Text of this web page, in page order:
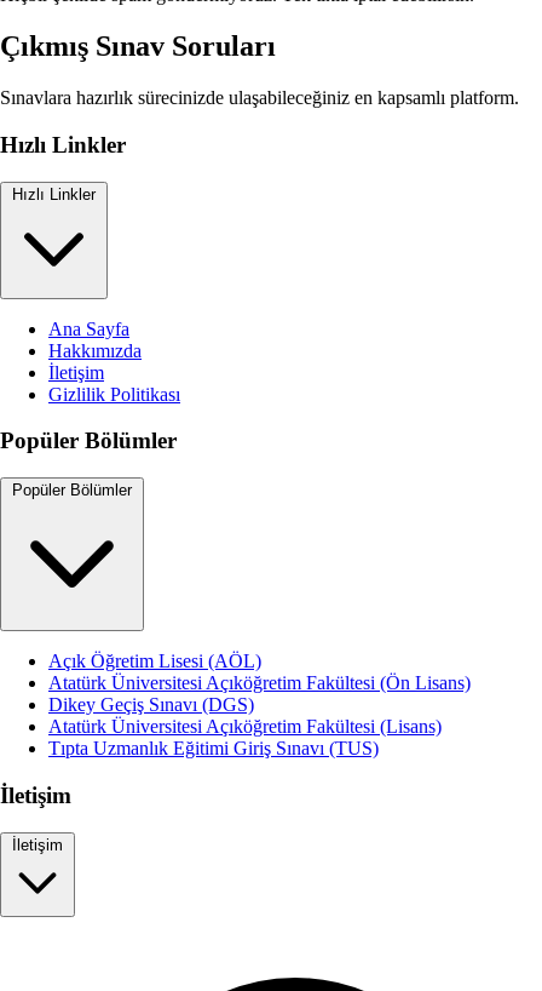
Çıkmış Sınav Soruları
Sınavlara hazırlık sürecinizde ulaşabileceğiniz en kapsamlı platform.
Hızlı Linkler
Hızlı Linkler
Ana Sayfa
Hakkımızda
İletişim
Gizlilik Politikası
Popüler Bölümler
Popüler Bölümler
Açık Öğretim Lisesi (AÖL)
Atatürk Üniversitesi Açıköğretim Fakültesi (Ön Lisans)
Dikey Geçiş Sınavı (DGS)
Atatürk Üniversitesi Açıköğretim Fakültesi (Lisans)
Tıpta Uzmanlık Eğitimi Giriş Sınavı (TUS)
İletişim
İletişim